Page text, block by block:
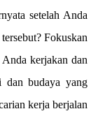
setelah Anda
Fokuskan
kerjakan dan
dan budaya yang
kerja berjalan